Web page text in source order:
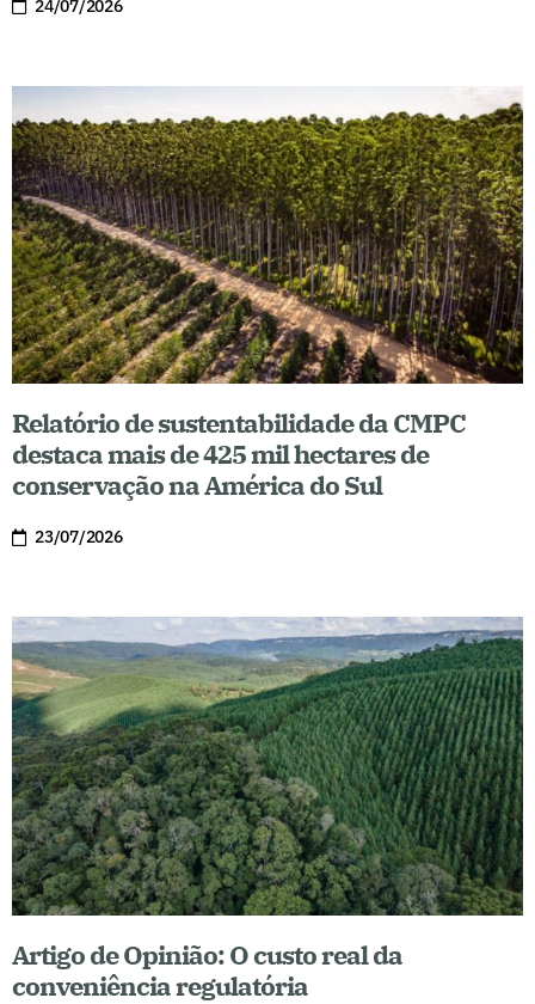
24/07/2026
Relatório de sustentabilidade da CMPC
destaca mais de 425 mil hectares de
conservação na América do Sul
23/07/2026
Artigo de Opinião: O custo real da
conveniência regulatória